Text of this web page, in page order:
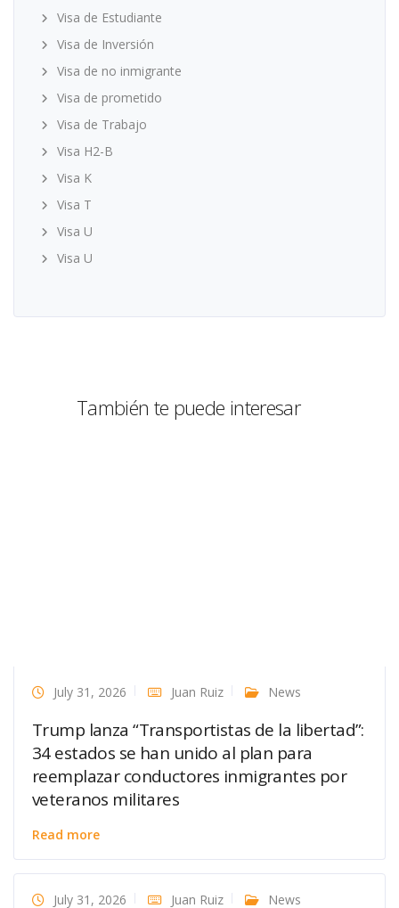
Visa de Estudiante
Visa de Inversión
Visa de no inmigrante
Visa de prometido
Visa de Trabajo
Visa H2-B
Visa K
Visa T
Visa U
Visa U
También te puede interesar
July 31, 2026 Juan Ruiz News
Trump lanza “Transportistas de la libertad”:
34 estados se han unido al plan para
reemplazar conductores inmigrantes por
veteranos militares
Read more
July 31, 2026 Juan Ruiz News